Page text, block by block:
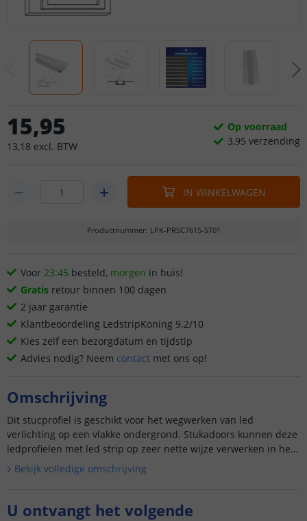
15,95
13,18 excl. BTW
Op voorraad
3,95 verzending
IN WINKELWAGEN
Productnummer: LPK-PRSC7615-ST01
Voor 23:45 besteld, morgen in huis!
Gratis retour binnen 100 dagen
2 jaar garantie
Klantbeoordeling LedstripKoning 9.2/10
Kies zelf een bezorgdatum en tijdstip
Advies nodig? Neem contact met ons op!
Omschrijving
Dit stucprofiel is geschikt voor het wegwerken van led
verlichting op een vlakke ondergrond. Stukadoors kunnen deze
ledprofielen met led strip op zeer nette wijze verwerken in het
stucwerk, ...
Bekijk volledige omschrijving
U ontvangt het volgende